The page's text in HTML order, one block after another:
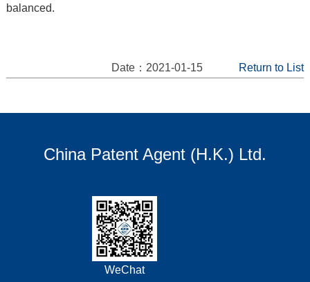
balanced.
Date：2021-01-15 Return to List
China Patent Agent (H.K.) Ltd.
WeChat